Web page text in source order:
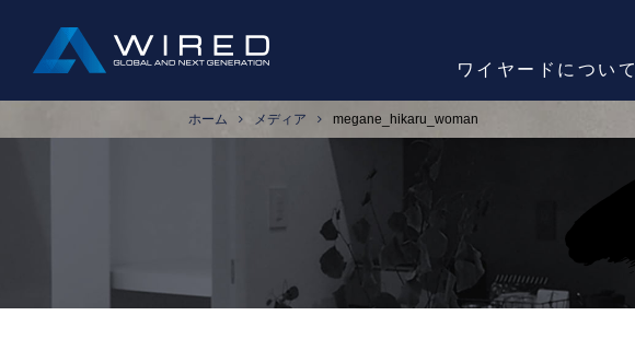
ワイヤードについて
ホーム メディア megane_hikaru_woman